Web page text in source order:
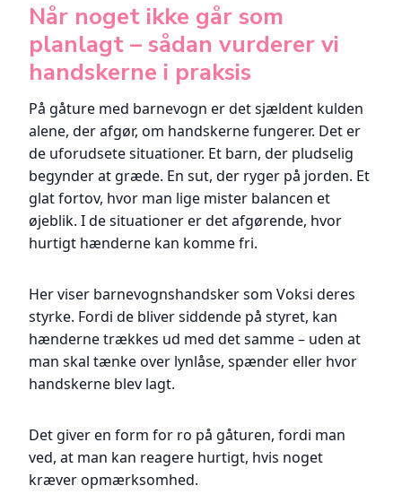
Når noget ikke går som
planlagt – sådan vurderer vi
handskerne i praksis
På gåture med barnevogn er det sjældent kulden
alene, der afgør, om handskerne fungerer. Det er
de uforudsete situationer. Et barn, der pludselig
begynder at græde. En sut, der ryger på jorden. Et
glat fortov, hvor man lige mister balancen et
øjeblik. I de situationer er det afgørende, hvor
hurtigt hænderne kan komme fri.
Her viser barnevognshandsker som Voksi deres
styrke. Fordi de bliver siddende på styret, kan
hænderne trækkes ud med det samme – uden at
man skal tænke over lynlåse, spænder eller hvor
handskerne blev lagt.
Det giver en form for ro på gåturen, fordi man
ved, at man kan reagere hurtigt, hvis noget
kræver opmærksomhed.